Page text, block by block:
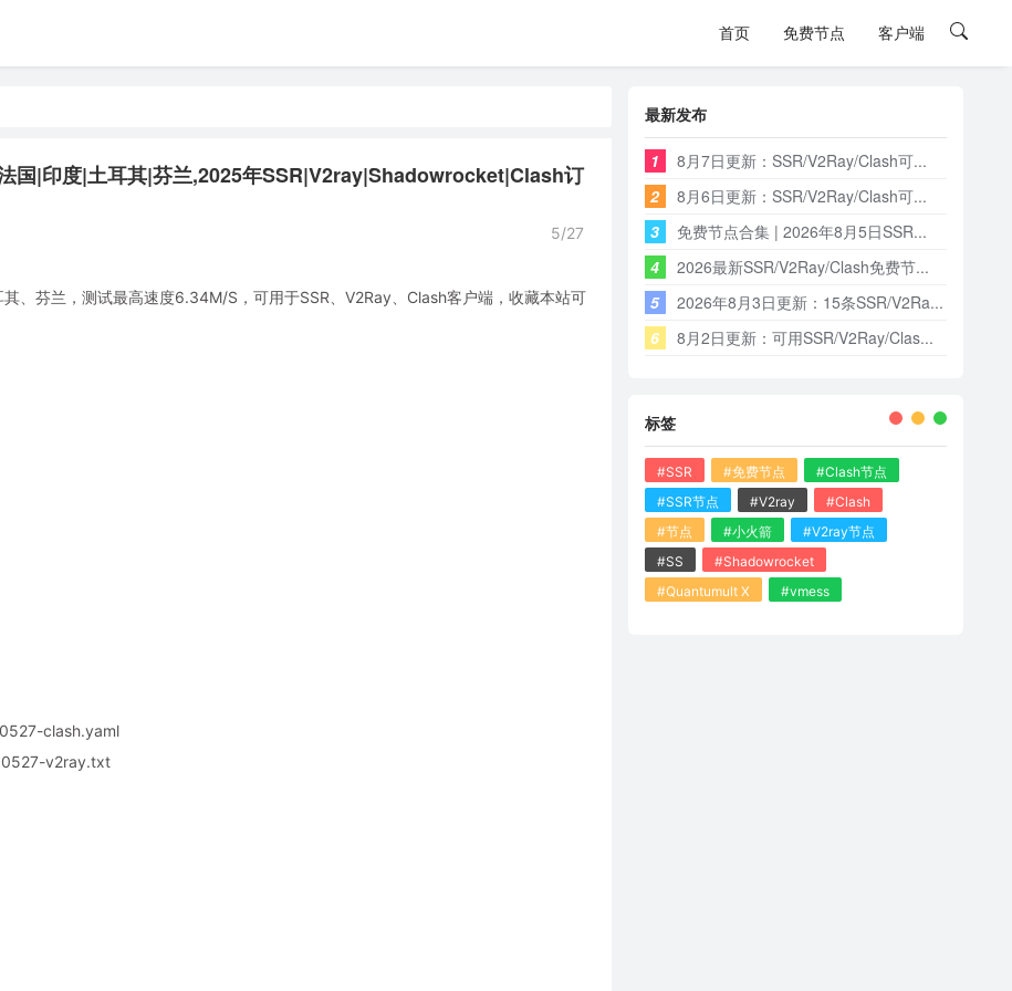
首页 免费节点 客户端
国|印度|土耳其|芬兰,2025年SSR|V2ray|Shadowrocket|Clash订
5/27
、芬兰，测试最高速度6.34M/S，可用于SSR、V2Ray、Clash客户端，收藏本站可
clash.yaml
v2ray.txt
最新发布
1
8月7日更新：SSR/V2Ray/Clash可...
2
8月6日更新：SSR/V2Ray/Clash可...
3
免费节点合集 | 2026年8月5日SSR...
4
2026最新SSR/V2Ray/Clash免费节...
5
2026年8月3日更新：15条SSR/V2Ra...
6
8月2日更新：可用SSR/V2Ray/Clas...
标签
#SSR #免费节点
#Clash节点
#SSR节点
#V2ray
#Clash
#节点
#小火箭
#V2ray节点
#SS
#Shadowrocket
#Quantumult X
#vmess